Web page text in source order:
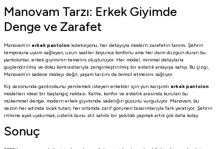
Manovam Tarzı: Erkek Giyimde
Denge ve Zarafet
Manovam’ın erkek pantolon koleksiyonu, her detayıyla modern zarafetin tanımı. Şehrin
temposuna uyum sağlayan, uzun saatler boyunca konforlu ama her daim düzgün duran bu
pantolonlar, erkek giyiminin temelini oluşturuyor. Her model, minimal detaylarla
güçlendirilmiş ve doku kontrastlarıyla zenginleştirilmiş bir estetik anlayışa sahip. Bu çizgi,
Manovam’ın sadece modayı değil, yaşam tarzını da temsil etmesini sağlıyor.
Kış sezonunda gardırobunu yenilemek isteyen erkekler için yün karışımlı erkek pantolon
modelleri ideal bir başlangıç noktası. Kalite, konfor ve estetik arasında kurulan bu
mükemmel denge, modern erkek giyiminde sadeliğin gücünü vurguluyor. Manovam, bu
sezon her adımda sıcak tutan, her ortamda zarif görünen tasarımlarıyla fark yaratıyor. Şehrin
ritmine ayak uydurmak, üstelik bunu stil sahibi bir şekilde yapmak artık çok daha kolay.
Sonuç